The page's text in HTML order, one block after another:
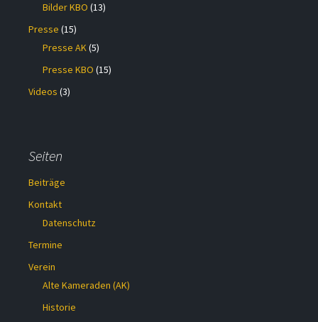
Bilder KBO (13)
Presse (15)
Presse AK(5)
Presse KBO (15)
Videos (3)
Seiten
Beiträge
Kontakt
Datenschutz
Termine
Verein
Alte Kameraden (AK)
Historie